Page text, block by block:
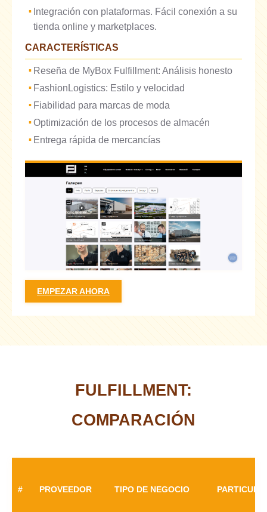
Integración con plataformas. Fácil conexión a su
tienda online y marketplaces.
CARACTERÍSTICAS
Reseña de MyBox Fulfillment: Análisis honesto
FashionLogistics: Estilo y velocidad
Fiabilidad para marcas de moda
Optimización de los procesos de almacén
Entrega rápida de mercancías
EMPEZAR AHORA
FULFILLMENT:
COMPARACIÓN
# PROVEEDOR TIPO DE NEGOCIO